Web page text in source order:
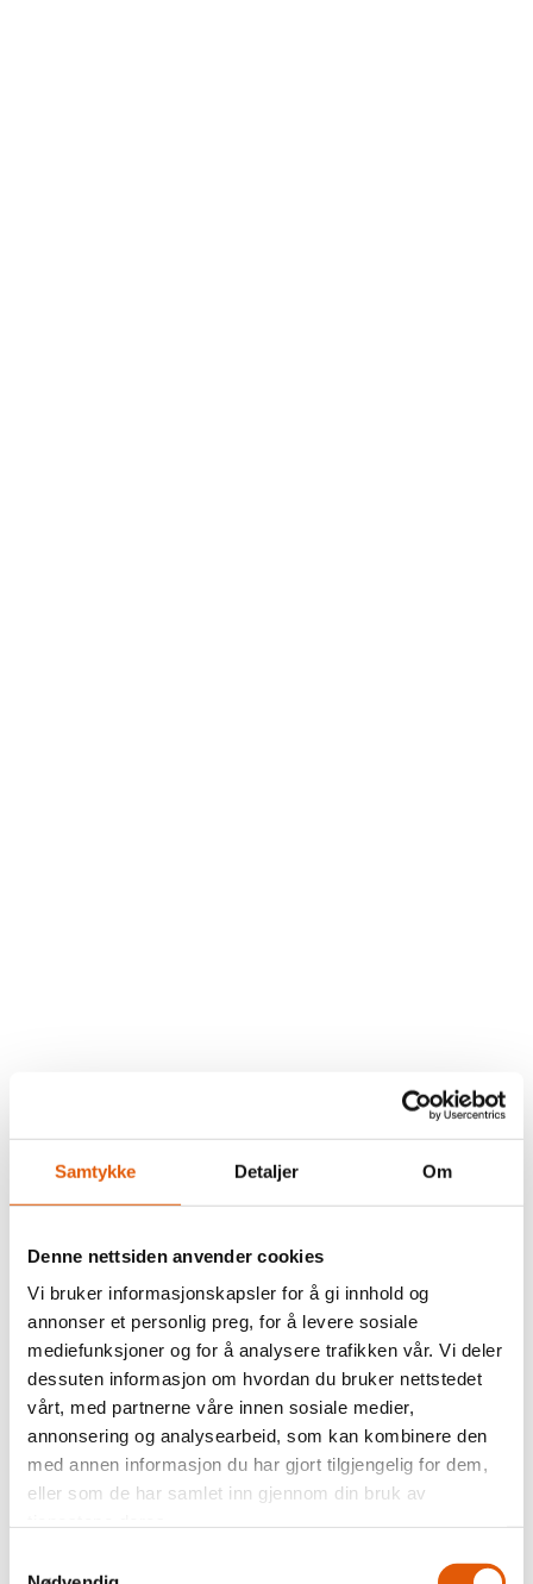
Samtykke Detaljer Om
Denne nettsiden anvender cookies
Vi bruker informasjonskapsler for å gi innhold og
annonser et personlig preg, for å levere sosiale
mediefunksjoner og for å analysere trafikken vår. Vi deler
dessuten informasjon om hvordan du bruker nettstedet
vårt, med partnerne våre innen sosiale medier,
annonsering og analysearbeid, som kan kombinere den
med annen informasjon du har gjort tilgjengelig for dem,
eller som de har samlet inn gjennom din bruk av
Langrenn
Langrennsmessig har man tilgang til ca. 150 km. oppkjørte
Gule Runden” som er kåret til Norges beste skiløype,
strekker seg milevis innover i fjellet.
Løypenettet prepareres og vedlikeholdes av Nes løypelag.
Adkomsten til løypenettet får du enten ved å ta heisen opp
til toppen på 1.080 moh. og gå innover i fjellet. Alternativt
går man i lett stigning i de oppkjørte løypene fra området.
Populære turmål er Hallingnatten, Trommenatten og
Langedrag. Løypenettet har også direkte adkomst til
Eventyrløypa som strekker seg fra Ustaoset i vest til
Golfbane. Vinterstid er det her oppkjørt en 3, og 5 km.